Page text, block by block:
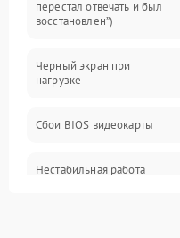
Электропитание
ПО
Электронные компоненты
перестал отвечать и был
восстановлен”)
Черный экран при
нагрузке
Сбои BIOS видеокарты
Нестабильная работа